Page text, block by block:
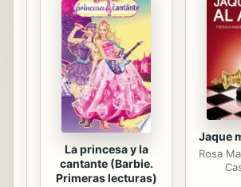
La princesa y la
cantante (Barbie.
Primeras lecturas)
Jaque
Rosa